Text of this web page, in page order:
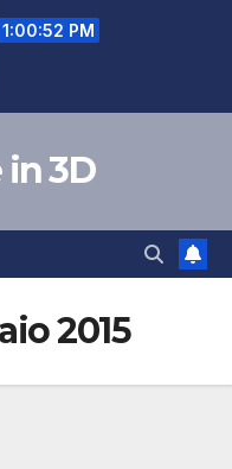
1:00:53 PM
3D
2015